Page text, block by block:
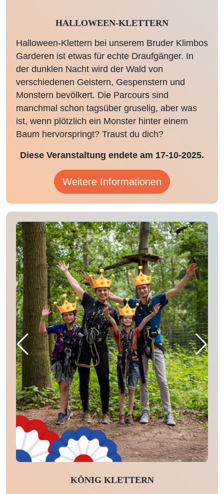
HALLOWEEN-KLETTERN
Halloween-Klettern bei unserem Bruder Klimbos
Garderen ist etwas für echte Draufgänger. In
der dunklen Nacht wird der Wald von
verschiedenen Geistern, Gespenstern und
Monstern bevölkert. Die Parcours sind
manchmal schon tagsüber gruselig, aber was
ist, wenn plötzlich ein Monster hinter einem
Baum hervorspringt? Traust du dich?
Diese Veranstaltung endete am 17-10-2025.
Weitere Informationen
KÖNIG KLETTERN